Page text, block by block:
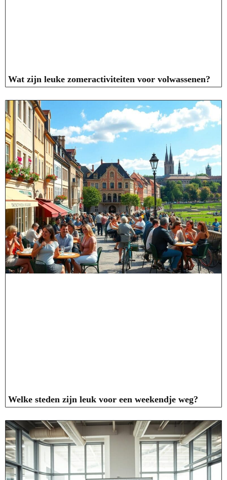
Wat zijn leuke zomeractiviteiten voor volwassenen?
Welke steden zijn leuk voor een weekendje weg?